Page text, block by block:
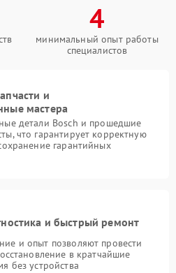
4
минимальный опыт работы
специалистов
и
мастера
детали Bosch и прошедшие
что гарантирует корректную
гарантийных
и быстрый ремонт
и опыт позволяют провести
в кратчайшие
без устройства